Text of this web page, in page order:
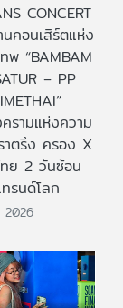
CONCERT
คอนเสิร์ตแห่ง
พ “BAMBAM
– PP
รามแห่งความ
ตรึง ครอง X
ย 2 วันซ้อน
รนด์โลก
2026